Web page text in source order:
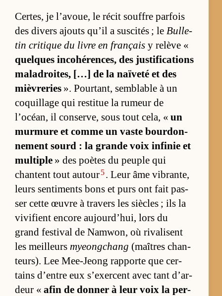
Cer­tes, je l’avoue, le ré­cit souffre par­fois
des di­vers ajouts qu’il a sus­ci­tés ; le Bul­le­
tin cri­tique du livre en français y re­lève «
quelques in­co­hé­ren­ces, des jus­ti­fi­ca­tions
mal­adroi­tes, […] de la naï­veté et des
miè­vre­ries ». Pour­tant, sem­blable à un
coquillage qui res­ti­tue la ru­meur de
l’océan, il conser­ve, sous tout ce­la, « un
mur­mure et comme un vaste bour­don­
ne­ment sourd : la grande voix in­fi­nie et
mul­tiple » des poètes du peuple qui
chantent tout au­tour5. Leur âme vi­bran­te,
leurs sen­ti­ments bons et purs ont fait pas­
ser cette œuvre à tra­vers les siècles ; ils la
vi­vi­fient en­core aujour­d’hui, lors du
grand fes­ti­val de Nam­won, où ri­va­lisent
les meilleurs myeongchang (maîtres chan­
teurs). Lee Mee-Jeong rap­porte que cer­
tains d’entre eux s’exercent avec tant d’ar­
deur « afin de don­ner à leur voix la per­